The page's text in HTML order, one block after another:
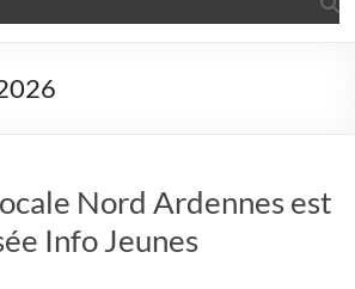
Nord Ardennes est
Info Jeunes